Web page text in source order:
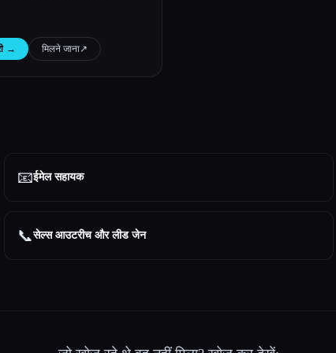
→ मिलने जाना↗︎
📧ईमेल सहायक
📞सेल्स आउटरीच और लीड जेन